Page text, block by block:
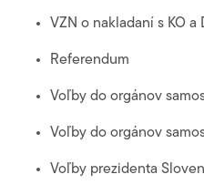
VZN o nakladaní s KO a
Referendum
Voľby do orgánov
Voľby do orgánov
Voľby prezidenta